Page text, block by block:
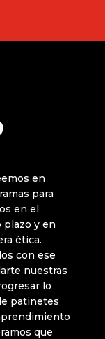
en
para
en el
plazo y en
ética.
con ese
nuestras
lo
patinetes
que